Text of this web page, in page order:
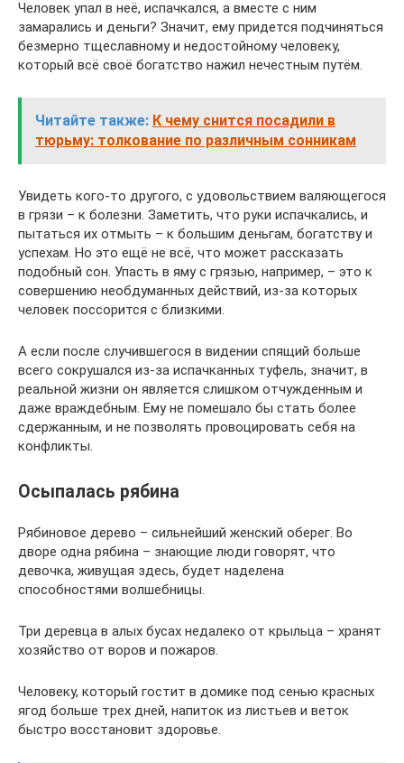
Человек упал в неё, испачкался, а вместе с ним
замарались и деньги? Значит, ему придется подчиняться
безмерно тщеславному и недостойному человеку,
который всё своё богатство нажил нечестным путём.
Читайте также: К чему снится посадили в
тюрьму: толкование по различным сонникам
Увидеть кого-то другого, с удовольствием валяющегося
в грязи – к болезни. Заметить, что руки испачкались, и
пытаться их отмыть – к большим деньгам, богатству и
успехам. Но это ещё не всё, что может рассказать
подобный сон. Упасть в яму с грязью, например, – это к
совершению необдуманных действий, из-за которых
человек поссорится с близкими.
А если после случившегося в видении спящий больше
всего сокрушался из-за испачканных туфель, значит, в
реальной жизни он является слишком отчужденным и
даже враждебным. Ему не помешало бы стать более
сдержанным, и не позволять провоцировать себя на
конфликты.
Осыпалась рябина
Рябиновое дерево – сильнейший женский оберег. Во
дворе одна рябина – знающие люди говорят, что
девочка, живущая здесь, будет наделена
способностями волшебницы.
Три деревца в алых бусах недалеко от крыльца – хранят
хозяйство от воров и пожаров.
Человеку, который гостит в домике под сенью красных
ягод больше трех дней, напиток из листьев и веток
быстро восстановит здоровье.